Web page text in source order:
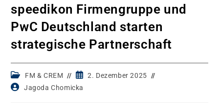
speedikon Firmengruppe und
PwC Deutschland starten
strategische Partnerschaft
Post
category:
FM & CREM
Post
published:
2. Dezember 2025
Post Jagoda Chomicka